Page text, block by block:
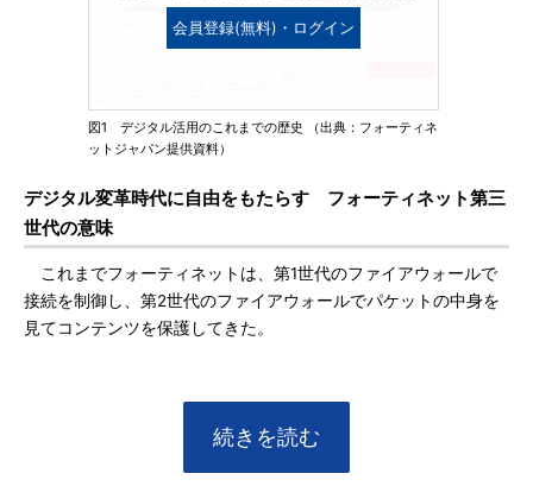
会員登録(無料)・ログイン
図1 デジタル活用のこれまでの歴史 （出典：フォーティネ
ットジャパン提供資料）
デジタル変革時代に自由をもたらす フォーティネット第三
世代の意味
これまでフォーティネットは、第1世代のファイアウォールで
接続を制御し、第2世代のファイアウォールでパケットの中身を
見てコンテンツを保護してきた。
続きを読む